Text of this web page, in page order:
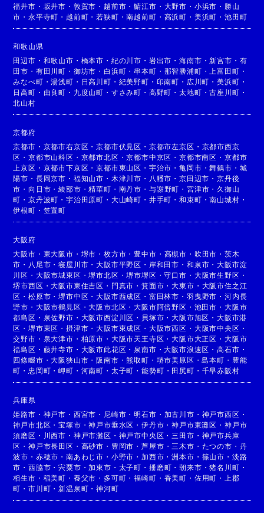
福井市 ・ 坂井市 ・ 敦賀市 ・ 越前市 ・鯖江市 ・ 大野市 ・ 小浜市 ・ 勝山
市 ・永平寺町 ・ 越前町 ・若狭町 ・南越前町 ・ 高浜町 ・ 美浜町 ・ 池田町
和歌山県
田辺市 ・ 和歌山市 ・ 橋本市 ・ 紀の川市 ・ 岩出市 ・海南市 ・新宮市 ・ 有
田市 ・ 有田川町 ・ 御坊市 ・ 白浜町 ・ 串本町 ・ 那智勝浦町 ・ 上富田町 ・
みなべ町 ・湯浅町 ・ 日高川町 ・ 紀美野町 ・ 印南町 ・ 広川町 ・美浜町 ・
日高町 ・ 由良町 ・ 九度山町 ・ すさみ町 ・ 高野町 ・太地町 ・古座川町 ・
北山村
京都府
京都市 ・ 京都市右京区 ・京都市伏見区 ・ 京都市左京区 ・ 京都市西京
区 ・京都市山科区 ・ 京都市北区 ・京都市中京区 ・京都市南区 ・ 京都市
上京区 ・ 京都市下京区 ・京都市東山区 ・ 宇治市 ・亀岡市 ・舞鶴市 ・ 城
陽市 ・ 長岡京市 ・ 福知山市 ・ 木津川市 ・ 八幡市 ・京田辺市 ・京丹後
市 ・向日市 ・綾部市 ・精華町 ・ 南丹市 ・ 与謝野町 ・ 宮津市 ・ 久御山
町 ・京丹波町 ・宇治田原町 ・ 大山崎町 ・ 井手町 ・和束町 ・南山城村 ・
伊根町 ・ 笠置町
大阪府
大阪市 ・ 東大阪市 ・ 堺市 ・枚方市 ・ 豊中市 ・ 高槻市 ・ 吹田市 ・ 茨木
市 ・ 八尾市 ・寝屋川市 ・大阪市平野区 ・ 岸和田市 ・ 和泉市 ・大阪市淀
川区 ・ 大阪市城東区 ・堺市北区 ・堺市堺区 ・守口市 ・ 大阪市生野区 ・
堺市西区 ・大阪市東住吉区 ・ 門真市 ・箕面市 ・大東市 ・ 大阪市住之江
区 ・松原市 ・堺市中区 ・大阪市西成区 ・ 富田林市 ・ 羽曳野市 ・ 河内長
野市 ・ 大阪市鶴見区 ・大阪市北区 ・大阪市阿倍野区 ・ 池田市 ・ 大阪市
都島区 ・ 泉佐野市 ・ 大阪市西淀川区 ・ 貝塚市 ・大阪市旭区 ・大阪市港
区 ・堺市東区 ・摂津市 ・大阪市東成区 ・ 大阪市西区 ・ 大阪市中央区 ・
交野市 ・ 泉大津市 ・ 柏原市 ・ 大阪市天王寺区 ・大阪市大正区 ・ 大阪市
福島区 ・ 藤井寺市 ・ 大阪市此花区 ・ 泉南市 ・大阪市浪速区 ・高石市 ・
四條畷市 ・大阪狭山市 ・阪南市 ・熊取町 ・ 堺市美原区 ・島本町 ・ 豊能
町 ・ 忠岡町 ・岬町 ・ 河南町 ・ 太子町 ・能勢町 ・ 田尻町 ・ 千早赤阪村
兵庫県
姫路市 ・ 神戸市 ・ 西宮市 ・ 尼崎市 ・明石市 ・ 加古川市 ・ 神戸市西区 ・
神戸市北区 ・宝塚市 ・神戸市垂水区 ・伊丹市 ・神戸市東灘区 ・ 神戸市
須磨区 ・ 川西市 ・ 神戸市灘区 ・ 神戸市中央区 ・ 三田市 ・ 神戸市兵庫
区 ・神戸市長田区 ・ 高砂市 ・ 豊岡市 ・芦屋市 ・ 三木市 ・ たつの市 ・ 丹
波市 ・ 赤穂市 ・南あわじ市 ・ 小野市 ・加西市 ・洲本市 ・ 篠山市 ・ 淡路
市 ・西脇市 ・宍粟市 ・加東市 ・ 太子町 ・ 播磨町 ・朝来市 ・猪名川町 ・
相生市 ・ 稲美町 ・ 養父市 ・ 多可町 ・福崎町 ・ 香美町 ・ 佐用町 ・
上郡
町 ・市川町 ・新温泉町 ・神河町